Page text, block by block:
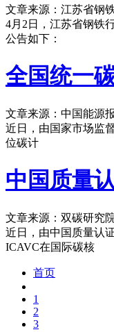
文章来源：江苏省钢
4月2日，江苏省钢铁
公告如下：
全国统一
文章来源：中国能源
近日，由国家市场监
位碳计
中国质量
文章来源：双碳研究
近日，由中国质量认
ICAVC在国际碳核
首页
1
2
3